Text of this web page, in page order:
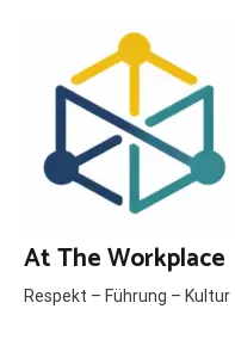
At The Workplace
Respekt – Führung – Kultur